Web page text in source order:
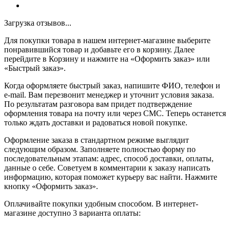
Загрузка отзывов...
Для покупки товара в нашем интернет-магазине выберите
понравившийся товар и добавьте его в корзину. Далее
перейдите в Корзину и нажмите на «Оформить заказ» или
«Быстрый заказ».
Когда оформляете быстрый заказ, напишите ФИО, телефон и
e-mail. Вам перезвонит менеджер и уточнит условия заказа.
По результатам разговора вам придет подтверждение
оформления товара на почту или через СМС. Теперь останется
только ждать доставки и радоваться новой покупке.
Оформление заказа в стандартном режиме выглядит
следующим образом. Заполняете полностью форму по
последовательным этапам: адрес, способ доставки, оплаты,
данные о себе. Советуем в комментарии к заказу написать
информацию, которая поможет курьеру вас найти. Нажмите
кнопку «Оформить заказ».
Оплачивайте покупки удобным способом. В интернет-
магазине доступно 3 варианта оплаты: